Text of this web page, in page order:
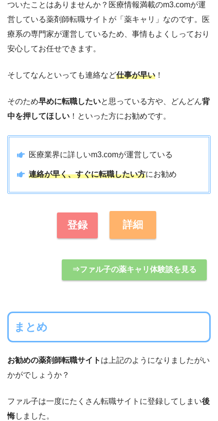
ついたことはありませんか？医療情報満載のm3.comが運
営している薬剤師転職サイトが「薬キャリ」なのです。医
療系の専門家が運営しているため、事情もよくしっており
安心してお任せできます。
そしてなんといっても連絡など仕事が早い ！
そのため早めに転職したいと思っている方や、どんどん背
中を押してほしい ！といった方にお勧めです。
医療業界に詳しいm3.comが運営している
連絡が早く、すぐに転職したい方にお勧め
登録 詳細
⇒ファル子の薬キャリ体験談を見る
まとめ
お勧めの薬剤師転職サイト は上記のようになりましたがい
かがでしょうか？
ファル子は一度にたくさん転職サイトに登録してしまい後
悔しました。